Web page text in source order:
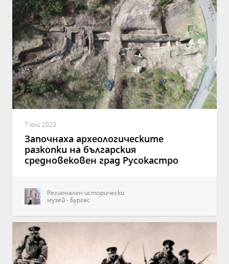
7 юли 2023
Започнаха археологическите
разкопки на българския
средновековен град Русокастро
Регионален исторически
музей - Бургас